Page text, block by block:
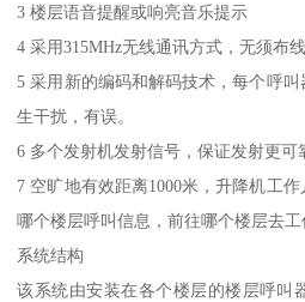
3 楼层语音提醒或响亮音乐提示
4 采用315MHz无线通讯方式，无须布
5 采用新的编码和解码技术，每个呼
生干扰，有误。
6 多个发射机发射信号，保证发射更可
7 空旷地有效距离1000米，升降机工
哪个楼层呼叫信息，前往哪个楼层去工
系统结构
该系统由安装在各个楼层的楼层呼叫